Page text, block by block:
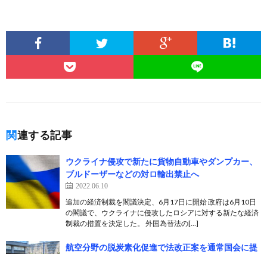
関連する記事
ウクライナ侵攻で新たに貨物自動車やダンプカー、
ブルドーザーなどの対ロ輸出禁止へ
2022.06.10
追加の経済制裁を閣議決定、6月17日に開始 政府は6月10日
の閣議で、ウクライナに侵攻したロシアに対する新たな経済
制裁の措置を決定した。 外国為替法の[…]
航空分野の脱炭素化促進で法改正案を通常国会に提